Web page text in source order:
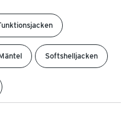
Softshelljacken